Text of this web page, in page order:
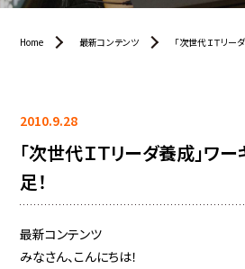
Home 最新コンテンツ 「次世代ＩＴリー
2010.9.28
「次世代ＩＴリーダ養成」ワ
足！
最新コンテンツ
みなさん、こんにちは！